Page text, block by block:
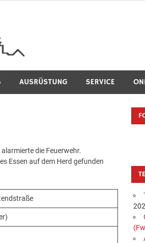
Feuerwehr
AUSRÜSTUNG SERVICE
die Feuerwehr.
Essen auf dem Herd gefunden